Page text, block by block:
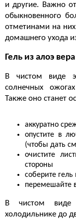
и другие. Важно
обыкновенного
отметинами на
домашнего ухода
Гель из алоэ вера
В чистом виде
солнечных
Также оно станет
аккуратно
опустите в
(чтобы дать
очистите
стороны
соберите гель
перемешайте
В чистом виде
холодильнике до